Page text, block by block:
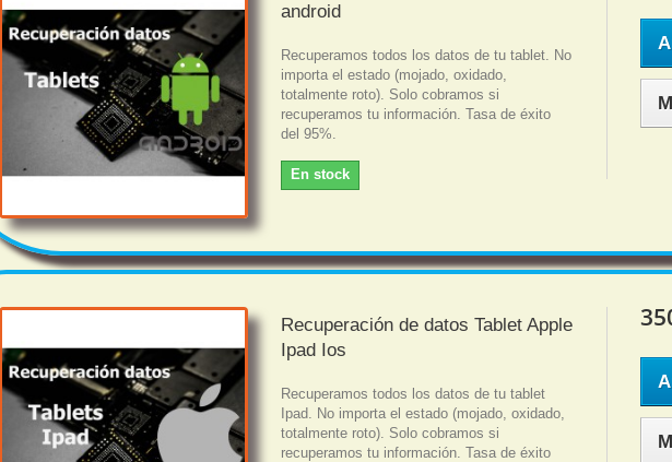
android
Recuperamos todos los datos de tu tablet. No
importa el estado (mojado, oxidado,
totalmente roto). Solo cobramos si
recuperamos tu información. Tasa de éxito
del 95%.
En stock
Recuperación de datos Tablet Apple
Ipad Ios
Recuperamos todos los datos de tu tablet
Ipad. No importa el estado (mojado, oxidado,
totalmente roto). Solo cobramos si
recuperamos tu información. Tasa de éxito